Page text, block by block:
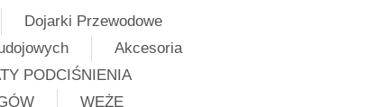
Dojarki Przewodowe
Akcesoria
PODCIŚNIENIA
WĘŻE